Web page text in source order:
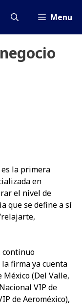
Menu
es la primera
en
el nivel de
que se define a sí
continuo
firma ya cuenta
México (Del Valle,
VIP de
de Aeroméxico),